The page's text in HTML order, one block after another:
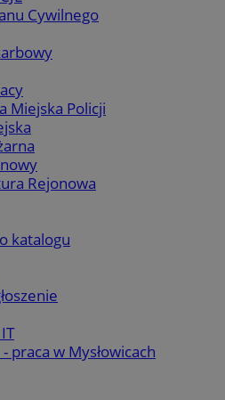
Cywilnego
Miejska Policji
Rejonowa
katalogu
praca w Mysłowicach